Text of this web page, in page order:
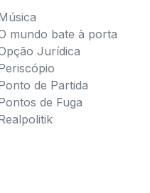
mundo bate à porta
Jurídica
de Partida
de Fuga